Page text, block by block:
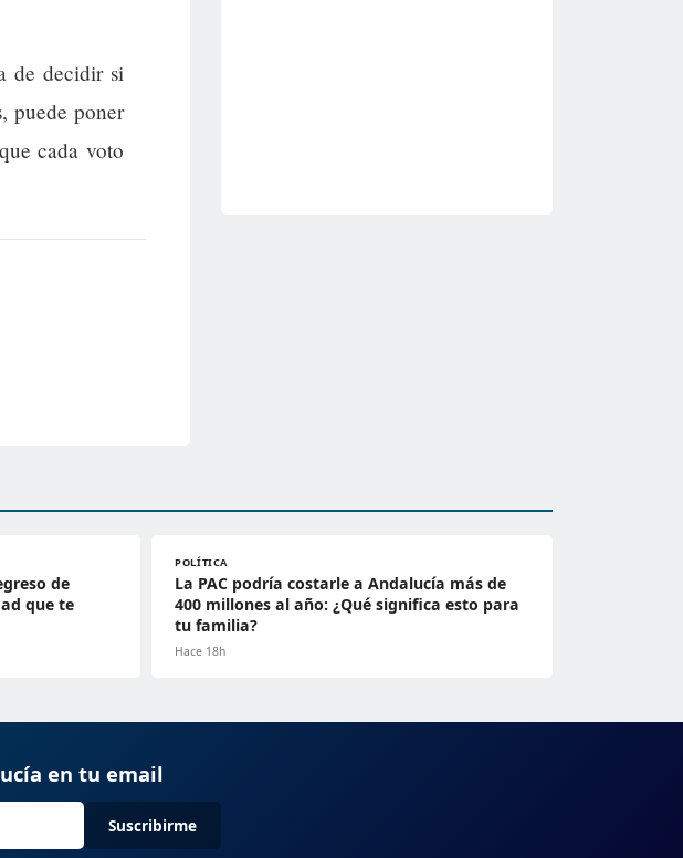
de decidir si
puede poner
cada voto
de
que te
POLÍTICA
La PAC podría costarle a Andalucía más de
400 millones al año: ¿Qué significa esto para
tu familia?
Hace 18h
en tu email
Suscribirme